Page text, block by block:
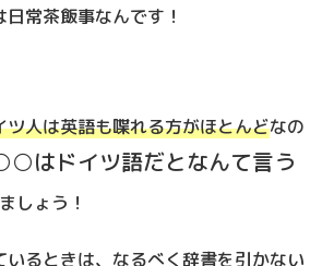
常茶飯事なんです！
ツ人は英語も喋れる方がほとんどなの
はドイツ語だとなんて言う
しょう！
いるときは、なるべく辞書を引かない